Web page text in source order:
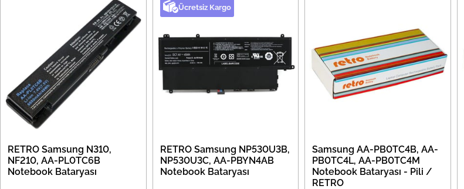
RETRO Samsung N310,
NF210, AA-PL0TC6B
Notebook Bataryası
Ücretsiz Kargo
RETRO Samsung NP530U3B,
NP530U3C, AA-PBYN4AB
Notebook Bataryası
Samsung AA-PB0TC4B, AA-
PB0TC4L, AA-PB0TC4M
Notebook Bataryası - Pili /
RETRO